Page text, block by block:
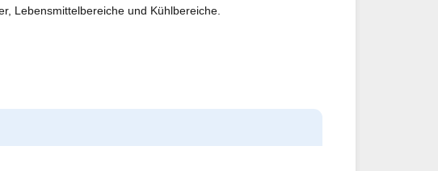
Lebensmittelbereiche und Kühlbereiche.